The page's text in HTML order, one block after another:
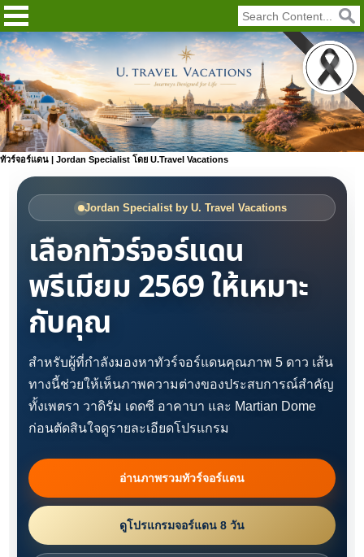
ทัวร์จอร์แดน | Jordan Specialist โดย U.Travel Vacations
Jordan Specialist by U. Travel Vacations
เลือกทัวร์จอร์แดน
พรีเมียม 2569 ให้เหมาะ
กับคุณ
สำหรับผู้ที่กำลังมองหาทัวร์จอร์แดนคุณภาพ 5 ดาว เส้น
ทางนี้ช่วยให้เห็นภาพความต่างของประสบการณ์สำคัญ
ทั้งเพตรา วาดิรัม เดดซี อาคาบา และ Martian Dome
ก่อนตัดสินใจดูรายละเอียดโปรแกรม
อ่านภาพรวมทัวร์จอร์แดน
ดูโปรแกรมจอร์แดน 8 วัน